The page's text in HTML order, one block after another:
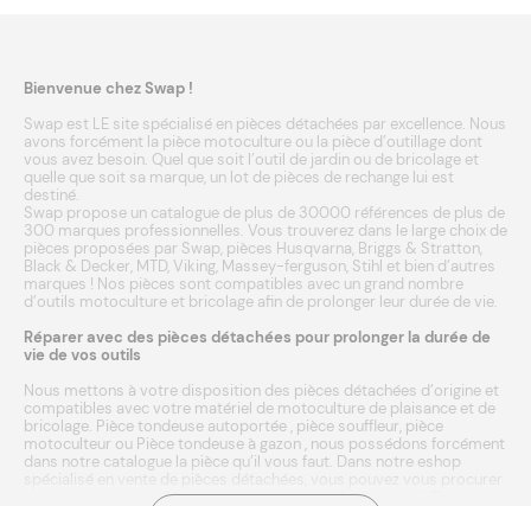
Bienvenue chez Swap !
Swap est LE site spécialisé en pièces détachées par excellence. Nous
avons forcément la pièce motoculture ou la pièce d’outillage dont
vous avez besoin. Quel que soit l’outil de jardin ou de bricolage et
quelle que soit sa marque, un lot de pièces de rechange lui est
destiné.
Swap propose un catalogue de plus de 30000 références de plus de
300 marques professionnelles. Vous trouverez dans le large choix de
pièces proposées par Swap, pièces Husqvarna, Briggs & Stratton,
Black & Decker, MTD,Viking, Massey-ferguson, Stihl et bien d’autres
marques ! Nos pièces sont compatibles avec un grand nombre
d’outils motoculture et bricolage afin de prolonger leur durée de vie.
Réparer avec des pièces détachées pour prolonger la durée de
vie de vos outils
Nous mettons à votre disposition des pièces détachées d’origine et
compatibles avec votre matériel de motoculture de plaisance et de
bricolage. Pièce tondeuse autoportée , pièce souffleur, pièce
motoculteur ou Pièce tondeuse à gazon , nous possédons forcément
dans notre catalogue la pièce qu’il vous faut. Dans notre eshop
spécialisé en vente de pièces détachées, vous pouvez vous procurer
les pièces neuves adéquates et compatibles à votre outil. Entrez